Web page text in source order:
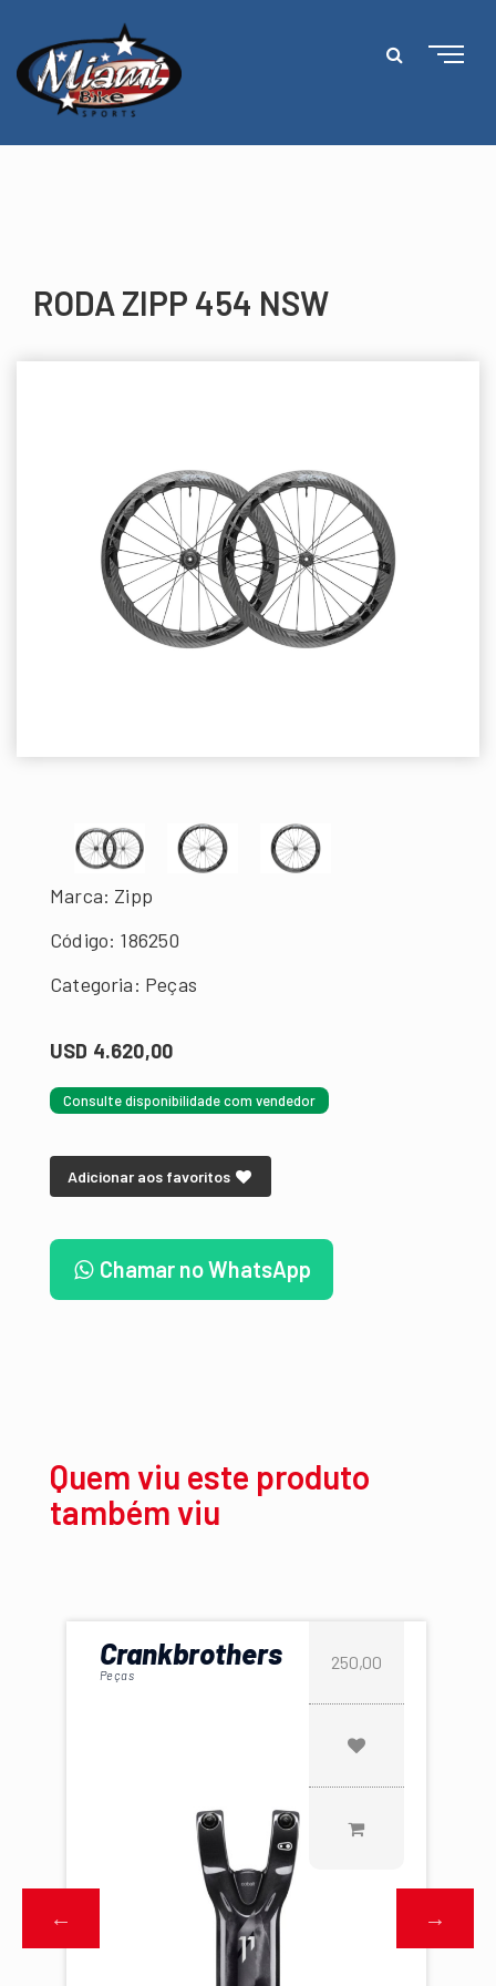
RODA ZIPP 454 NSW
Marca: Zipp
Código: 186250
Categoria: Peças
USD 4.620,00
Consulte disponibilidade com vendedor
Adicionar aos favoritos
Chamar no WhatsApp
Quem viu este produto
também viu
Crankbrothers
Peças
250,00